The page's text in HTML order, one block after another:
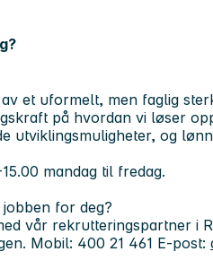
et uformelt, men faglig
på hvordan vi løser
utviklingsmuligheter, og
mandag til fredag.
for deg?
vår rekrutteringspartner i
Mobil: 400 21 461 E-post: